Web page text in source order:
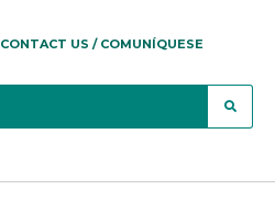
CONTACT US / COMUNÍQUESE